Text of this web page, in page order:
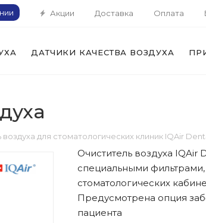
Акции Доставка Оплата
ДАТЧИКИ КАЧЕСТВА ВОЗДУХА
для стоматологических клиник IQAir
Очиститель воздуха IQAir
специальными
стоматологических
Предусмотрена опция
пациента